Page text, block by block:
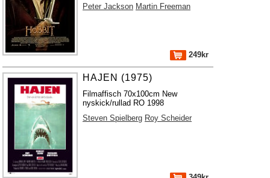
Peter Jackson Martin Freeman
249kr
HAJEN (1975)
Filmaffisch 70x100cm New
nyskick/rullad RO 1998
Steven Spielberg Roy Scheider